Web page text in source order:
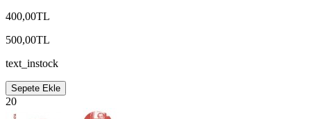
400,00TL
500,00TL
text_instock
Sepete Ekle
20